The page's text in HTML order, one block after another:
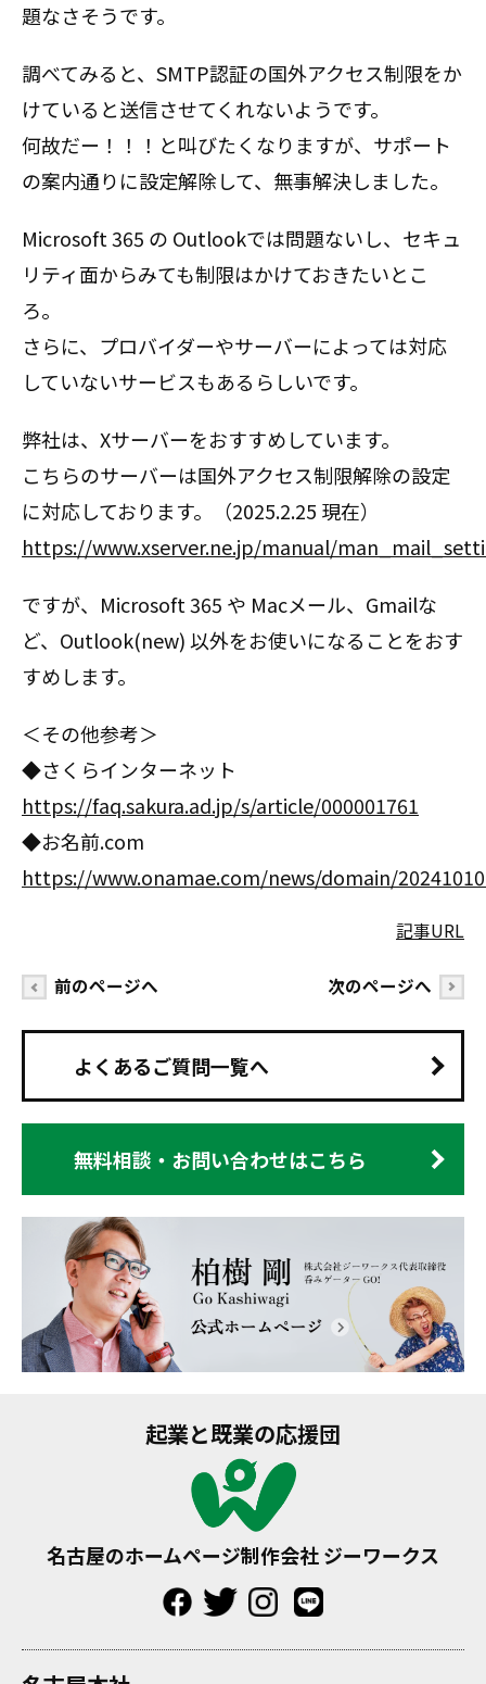
題なさそうです。
調べてみると、SMTP認証の国外アクセス制限をか
けていると送信させてくれないようです。
何故だー！！！と叫びたくなりますが、サポート
の案内通りに設定解除して、無事解決しました。
Microsoft 365 の Outlookでは問題ないし、セキュ
リティ面からみても制限はかけておきたいとこ
ろ。
さらに、プロバイダーやサーバーによっては対応
していないサービスもあるらしいです。
弊社は、Xサーバーをおすすめしています。
こちらのサーバーは国外アクセス制限解除の設定
に対応しております。（2025.2.25 現在）
https://www.xserver.ne.jp/manual/
ですが、Microsoft 365 や Macメール、Gmailな
ど、Outlook(new) 以外をお使いになることをおす
すめします。
＜その他参考＞
◆さくらインターネット
https://faq.sakura.ad.jp/s/article/000001761
◆お名前.com
https://www.onamae.com/news/domain/
記事URL
前のページへ 次のページへ
よくあるご質問一覧へ
無料相談・お問い合わせはこちら
起業と既業の応援団
名古屋のホームページ制作会社 ジーワークス